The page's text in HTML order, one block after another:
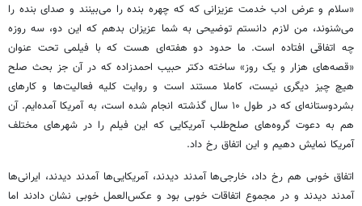
«سلام و عرض ادب خدمت عزیزانی که که چهره بنده را می‌بینند و صدای بنده را
می‌شنوند، من لازم دانستم توضیحی به شما عزیزان بدهم که این دو، سه روزه
چه اتفاقی افتاده است. ما حدود دو هفته‌ای هست که با فیلمی تحت عنوان
«قصه‌های هزار و یک روز» ساخته دکتر حبیب احمدزاده که در آن جز بحث صلح
هیچ چیز دیگری نیست، کاملا مستند است و روایت کلیه فعالیت‌ها و کارهای
بشردوستانه‌ای که در طول ۱۰ سال گذشته انجام شده است، به آمریکا آمده‌ایم. آن
هم به دعوت گروه‌های صلح‌طلب آمریکایی که این فیلم را در شهرهای مختلف
آمریکا نمایش دهیم و این اتفاق رخ داد.
اتفاق خوبی هم رخ داد، خارجی‌ها آمدند دیدند، آمریکایی‌ها آمدند دیدند، ایرانی‌ها
آمدند دیدند و در مجموع اتفاقات خوبی بود و عکس‌العمل خوبی نشان دادند اما